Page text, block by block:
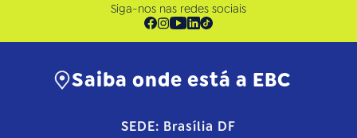
Siga-nos nas redes sociais
Saiba onde está a EBC
SEDE: Brasília DF